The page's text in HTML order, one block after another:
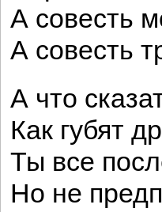
А совесть
А совесть
А что
Как губят
Ты все
Но не